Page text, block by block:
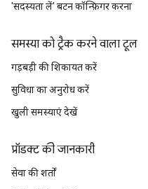
'सदस्यता लें' बटन कॉन्फ़िगर करना
समस्या को ट्रैक करने वाला टूल
गड़बड़ी की शिकायत करें
सुविधा का अनुरोध करें
खुली समस्याएं देखें
प्रॉडक्ट की जानकारी
सेवा की शर्तों